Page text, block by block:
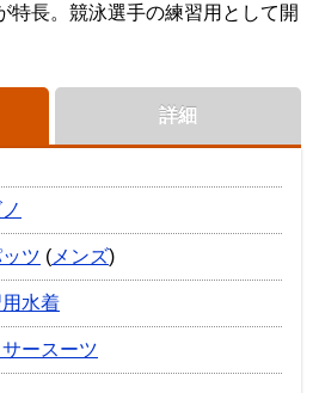
特長。競泳選手の練習用として開
ツ ( メンズ)
水着
ースーツ
詳細